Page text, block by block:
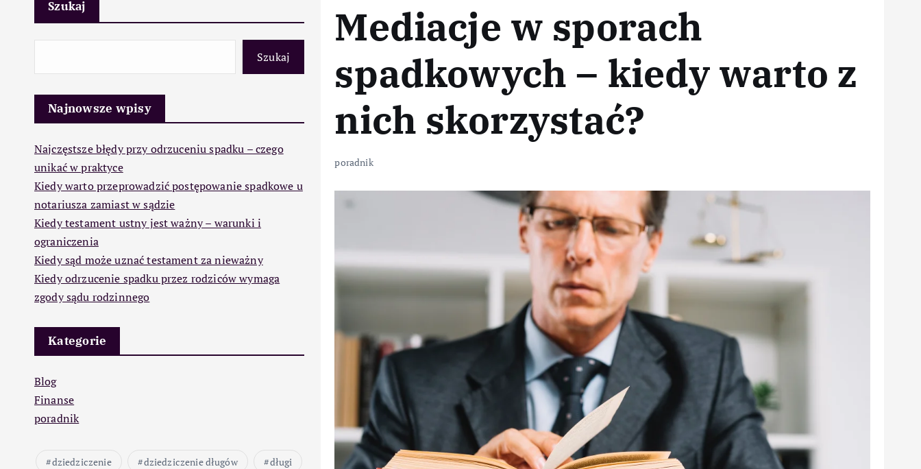
Szukaj
Szukaj
Najnowsze wpisy
Najczęstsze błędy przy odrzuceniu spadku – czego
unikać w praktyce
Kiedy warto przeprowadzić postępowanie spadkowe u
notariusza zamiast w sądzie
Kiedy testament ustny jest ważny – warunki i
ograniczenia
Kiedy sąd może uznać testament za nieważny
Kiedy odrzucenie spadku przez rodziców wymaga
zgody sądu rodzinnego
Kategorie
Blog
Finanse
poradnik
dziedziczenie dziedziczenie długów
długi
Mediacje w sporach
spadkowych – kiedy warto z
nich skorzystać?
poradnik